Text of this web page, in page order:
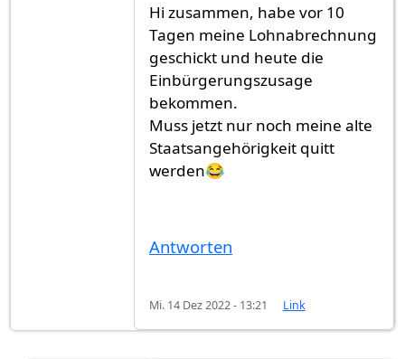
Hi zusammen, habe vor 10
Tagen meine Lohnabrechnung
geschickt und heute die
Einbürgerungszusage
bekommen.
Muss jetzt nur noch meine alte
Staatsangehörigkeit quitt
werden😂
Antworten
Mi. 14 Dez 2022 - 13:21 Link